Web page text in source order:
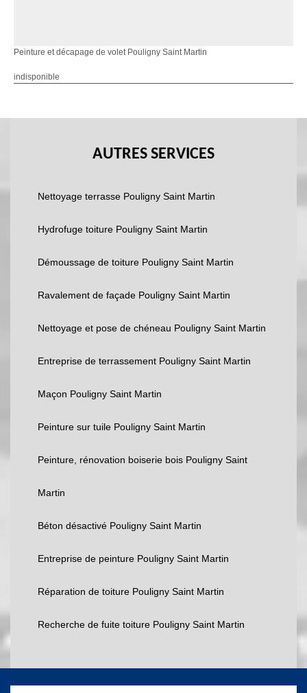
Peinture et décapage de volet Pouligny Saint Martin
indisponible
AUTRES SERVICES
Nettoyage terrasse Pouligny Saint Martin
Hydrofuge toiture Pouligny Saint Martin
Démoussage de toiture Pouligny Saint Martin
Ravalement de façade Pouligny Saint Martin
Nettoyage et pose de chéneau Pouligny Saint Martin
Entreprise de terrassement Pouligny Saint Martin
Maçon Pouligny Saint Martin
Peinture sur tuile Pouligny Saint Martin
Peinture, rénovation boiserie bois Pouligny Saint
Martin
Béton désactivé Pouligny Saint Martin
Entreprise de peinture Pouligny Saint Martin
Réparation de toiture Pouligny Saint Martin
Recherche de fuite toiture Pouligny Saint Martin